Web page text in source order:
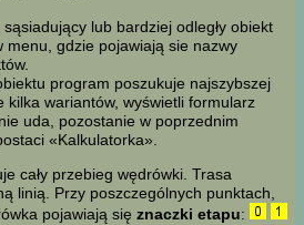
lub bardziej odległy obiekt
menu, gdzie pojawiają sie nazwy
program poszukuje najszybszej
kilka wariantów, wyświetli formularz
uda, pozostanie w poprzednim
«Kalkulatorka».
cały przebieg wędrówki. Trasa
linią. Przy poszczególnych punktach,
pojawiają się znaczki etapu: